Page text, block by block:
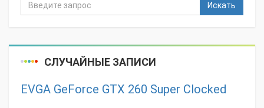
Искать
СЛУЧАЙНЫЕ ЗАПИСИ
EVGA GeForce GTX 260 Super Clocked